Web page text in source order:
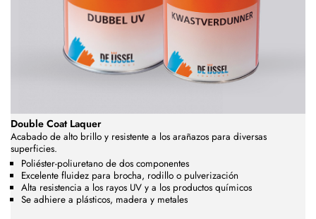
Double Coat Laquer
Acabado de alto brillo y resistente a los arañazos para diversas
superficies.
Poliéster-poliuretano de dos componentes
Excelente fluidez para brocha, rodillo o pulverización
Alta resistencia a los rayos UV y a los productos químicos
Se adhiere a plásticos, madera y metales